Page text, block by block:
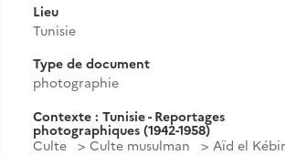
Lieu
Tunisie
Type de document
photographie
Contexte : Tunisie - Reportages
photographiques (1942-1958)
Culte
Culte musulman Aïd el Kébir